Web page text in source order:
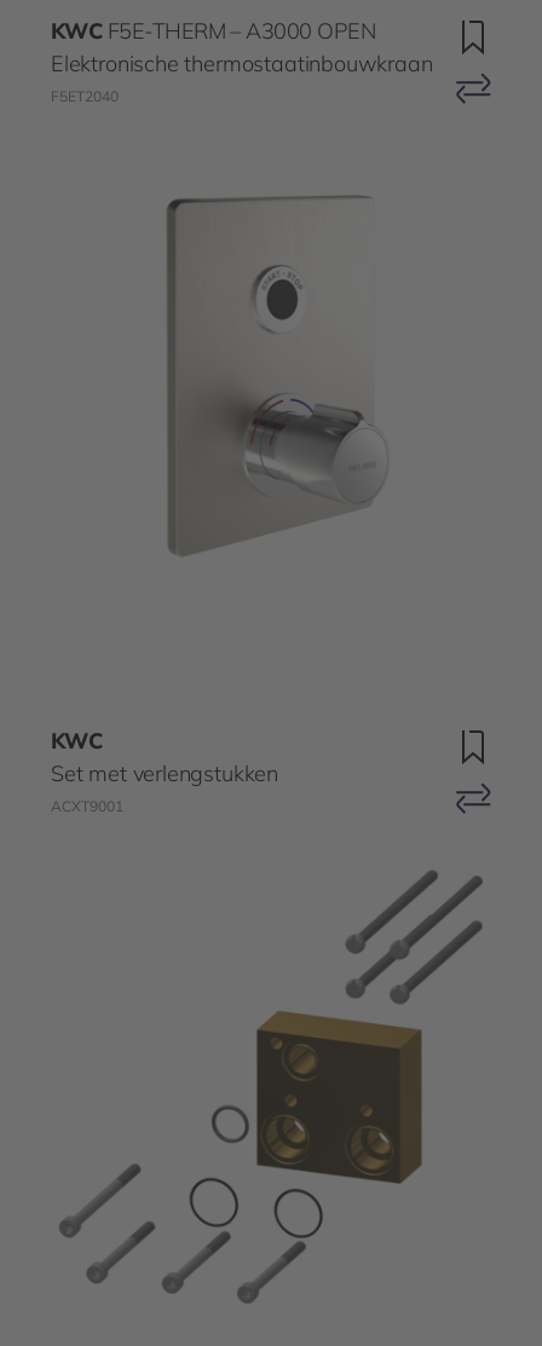
KWC F5E-THERM – A3000 OPEN
Elektronische thermostaatinbouwkraan
F5ET2040
KWC
Set met verlengstukken
ACXT9001